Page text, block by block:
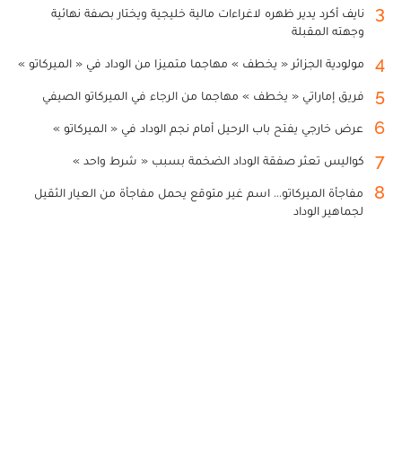
3
نايف أكرد يدير ظهره لاغراءات مالية خليجية ويختار بصفة نهائية
وجهته المقبلة
4 مولودية الجزائر « يخطف » مهاجما متميزا من الوداد في « الميركاتو »
5 فريق إماراتي « يخطف » مهاجما من الرجاء في الميركاتو الصيفي
6 عرض خارجي يفتح باب الرحيل أمام نجم الوداد في « الميركاتو »
7 كواليس تعثر صفقة الوداد الضخمة بسبب « شرط واحد »
8
مفاجأة الميركاتو... اسم غير متوقع يحمل مفاجأة من العيار الثقيل
لجماهير الوداد